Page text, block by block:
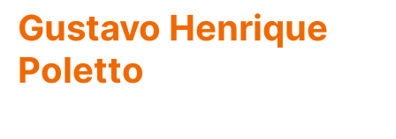
Gustavo Henrique
Poletto